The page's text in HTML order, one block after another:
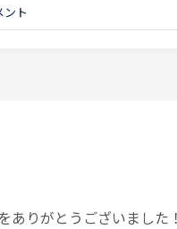
ント
ありがとうございまし